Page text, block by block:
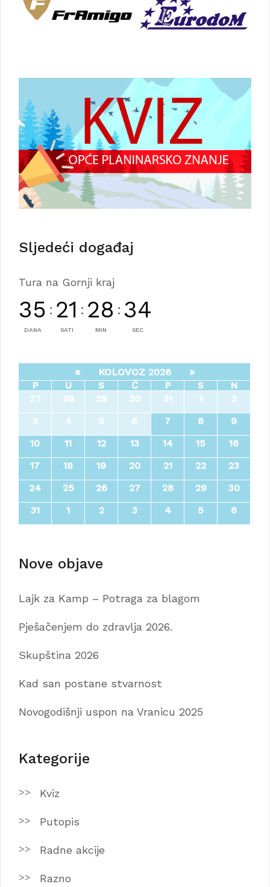
Sljedeći događaj
Tura na Gornji kraj
35
DANA
: 21
SATI
: 28
MIN
: 34
SEC
« KOLOVOZ 2026 »
P U S Č P S
N
27
28 29 30 31 1
2
3
4 5 6 7 8
9
10
11 12 13 14 15
16
17
18 19 20 21 22
23
24
25 26 27 28 29
30
31
1 2 3 4 5 6
Nove objave
Lajk za Kamp – Potraga za blagom
Pješačenjem do zdravlja 2026.
Skupština 2026
Kad san postane stvarnost
Novogodišnji uspon na Vranicu 2025
Kategorije
Kviz
Putopis
Radne akcije
Razno